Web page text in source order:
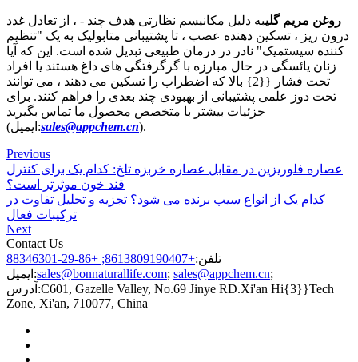
روغن مریم گلیبه دلیل مکانیسم نظارتی هدف چند - ، از تعادل غدد
درون ریز ، تسکین دهنده عصب ، تا پشتیبانی متابولیک به یک "تنظیم
کننده سیستمیک" نادر در درمان طبیعی تبدیل شده است. این که آیا
زنان یائسگی در حال مبارزه با گرگرفتگی های داغ هستند یا افراد
تحت فشار {{2} بالا که اضطراب را تسکین می دهند ، می توانند
تحت دوز علمی پشتیبانی از بهبودی چند بعدی را فراهم کنند. برای
جزئیات بیشتر با متخصص محصول ما تماس بگیرید
(ایمیل:sales@appchem.cn).
Previous
عصاره فلوریزین در مقابل عصاره خربزه تلخ: کدام یک برای کنترل
قند خون موثرتر است؟
کدام یک از انواع سیب برنده می شود؟ تجزیه و تحلیل تفاوت در
ترکیبات فعال
Next
Contact Us
تلفن:+8613809190407; +86-29-88346301
ایمیل:sales@bonnaturallife.com; sales@appchem.cn;
آدرس:C601, Gazelle Valley, No.69 Jinye RD.Xi'an Hi{3}}Tech
Zone, Xi'an, 710077, China